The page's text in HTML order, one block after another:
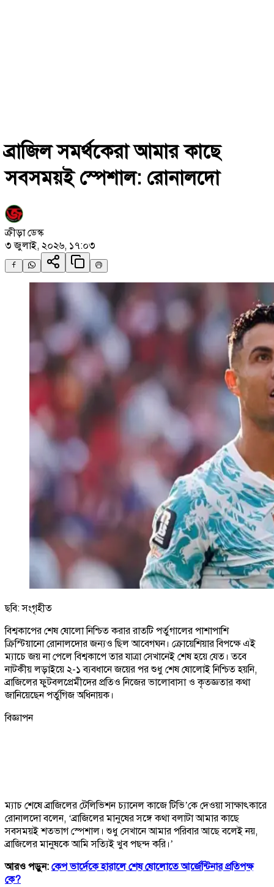
ব্রাজিল সমর্থকেরা আমার কাছে
সবসময়ই স্পেশাল: রোনালদো
ক্রীড়া ডেস্ক
৩ জুলাই, ২০২৬, ১৭:০৩
ছবি: সংগৃহীত
বিশ্বকাপের শেষ ষোলো নিশ্চিত করার রাতটি পর্তুগালের পাশাপাশি
ক্রিস্টিয়ানো রোনালদোর জন্যও ছিল আবেগঘন। ক্রোয়েশিয়ার বিপক্ষে এই
ম্যাচে জয় না পেলে বিশ্বকাপে তার যাত্রা সেখানেই শেষ হয়ে যেত। তবে
নাটকীয় লড়াইয়ে ২-১ ব্যবধানে জয়ের পর শুধু শেষ ষোলোই নিশ্চিত হয়নি,
ব্রাজিলের ফুটবলপ্রেমীদের প্রতিও নিজের ভালোবাসা ও কৃতজ্ঞতার কথা
জানিয়েছেন পর্তুগিজ অধিনায়ক।
বিজ্ঞাপন
ম্যাচ শেষে ব্রাজিলের টেলিভিশন চ্যানেল কাজে টিভি’কে দেওয়া সাক্ষাৎকারে
রোনালদো বলেন, ‘ব্রাজিলের মানুষের সঙ্গে কথা বলাটা আমার কাছে
সবসময়ই শতভাগ স্পেশাল। শুধু সেখানে আমার পরিবার আছে বলেই নয়,
ব্রাজিলের মানুষকে আমি সত্যিই খুব পছন্দ করি।’
আরও পড়ুন: কেপ ভার্দেকে হারালে শেষ ষোলোতে আর্জেন্টিনার প্রতিপক্ষ
কে?